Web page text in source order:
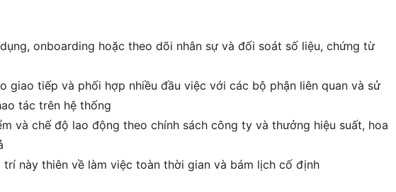
onboarding hoặc theo dõi nhân sự và đối soát số liệu, chứng từ
giao tiếp và phối hợp nhiều đầu việc với các bộ phận liên quan và sử
tác trên hệ thống
và chế độ lao động theo chính sách công ty và thưởng hiệu suất, hoa
này thiên về làm việc toàn thời gian và bám lịch cố định